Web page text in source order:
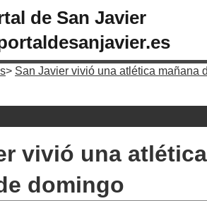
de San Javier
San Javier vivió una atlética mañana
vivió una atlética
domingo